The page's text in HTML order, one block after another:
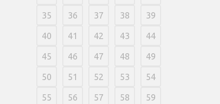
35 36 37 38 39
40 41 42 43 44
45 46 47 48 49
50 51 52 53 54
55 56 57 58 59